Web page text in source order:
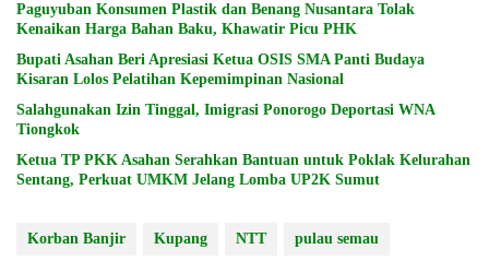
Paguyuban Konsumen Plastik dan Benang Nusantara Tolak
Kenaikan Harga Bahan Baku, Khawatir Picu PHK
Bupati Asahan Beri Apresiasi Ketua OSIS SMA Panti Budaya
Kisaran Lolos Pelatihan Kepemimpinan Nasional
Salahgunakan Izin Tinggal, Imigrasi Ponorogo Deportasi WNA
Tiongkok
Ketua TP PKK Asahan Serahkan Bantuan untuk Poklak Kelurahan
Sentang, Perkuat UMKM Jelang Lomba UP2K Sumut
Korban Banjir Kupang NTT pulau semau